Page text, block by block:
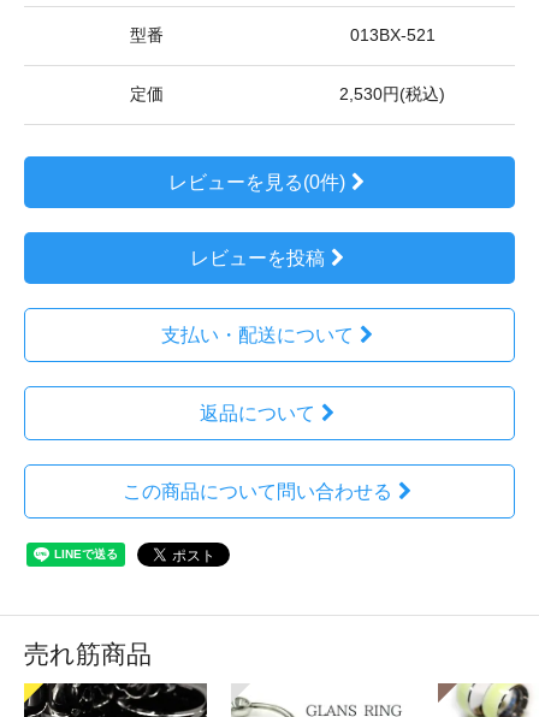
型番 013BX-521
定価 2,530円(税込)
レビューを見る(0件)
レビューを投稿
支払い・配送について
返品について
この商品について問い合わせる
売れ筋商品